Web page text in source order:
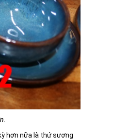
hơn nữa là thứ sương